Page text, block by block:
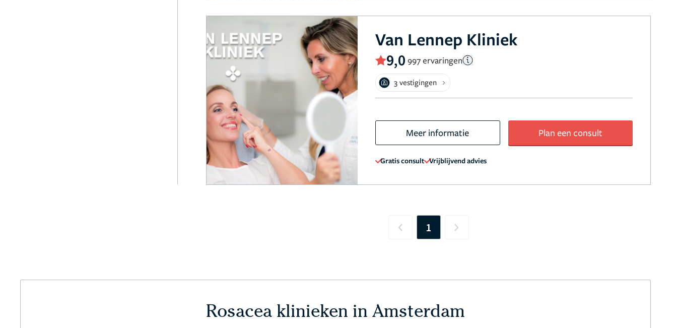
Van Lennep Kliniek
9,0 997 ervaringen
3 vestigingen
Meer informatie Plan een consult
Gratis consult Vrijblijvend advies
Previous
1 Next
Rosacea klinieken in Amsterdam